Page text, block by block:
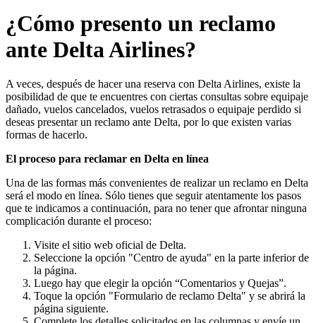
¿Cómo presento un reclamo
ante Delta Airlines?
A veces, después de hacer una reserva con Delta Airlines, existe la
posibilidad de que te encuentres con ciertas consultas sobre equipaje
dañado, vuelos cancelados, vuelos retrasados o equipaje perdido si
deseas presentar un reclamo ante Delta, por lo que existen varias
formas de hacerlo.
El proceso para reclamar en Delta en línea
Una de las formas más convenientes de realizar un reclamo en Delta
será el modo en línea. Sólo tienes que seguir atentamente los pasos
que te indicamos a continuación, para no tener que afrontar ninguna
complicación durante el proceso:
Visite el sitio web oficial de Delta.
Seleccione la opción "Centro de ayuda" en la parte inferior de
la página.
Luego hay que elegir la opción “Comentarios y Quejas”.
Toque la opción "Formulario de reclamo Delta" y se abrirá la
página siguiente.